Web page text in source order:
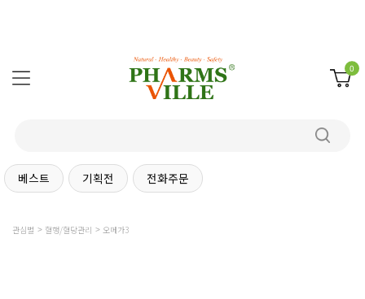
0
베스트 기획전 전화주문
관심별 혈행/혈당관리 오메가3